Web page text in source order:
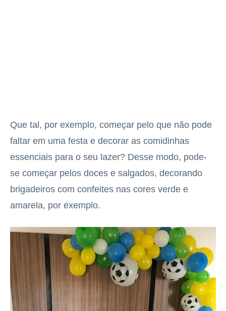
Que tal, por exemplo, começar pelo que não pode
faltar em uma festa e decorar as comidinhas
essenciais para o seu lazer? Desse modo, pode-
se começar pelos doces e salgados, decorando
brigadeiros com confeites nas cores verde e
amarela, por exemplo.